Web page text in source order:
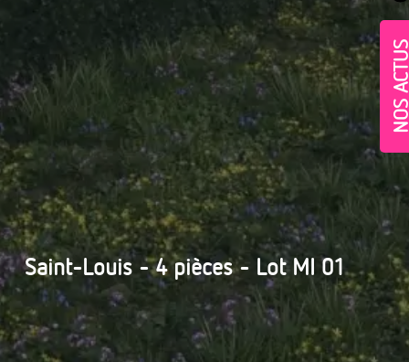
Saint-Louis - 4 pièces - Lot MI 01
NOS
Village-Neuf - Appartements neufs résidence